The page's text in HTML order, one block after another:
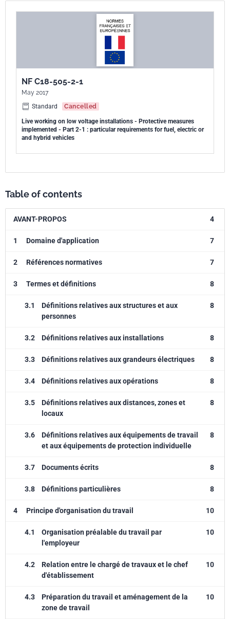
NF C18-505-2-1
May 2017
Standard
Cancelled
Live working on low voltage installations - Protective measures
implemented - Part 2-1 : particular requirements for fuel, electric or
and hybrid vehicles
Table of contents
AVANT-PROPOS 4
1 Domaine d'application 7
2 Références normatives 7
3 Termes et définitions 8
3.1
Définitions relatives aux structures et aux
personnes
8
3.2 Définitions relatives aux installations 8
3.3 Définitions relatives aux grandeurs électriques 8
3.4 Définitions relatives aux opérations 8
3.5
Définitions relatives aux distances, zones et
locaux
8
3.6
Définitions relatives aux équipements de travail
et aux équipements de protection individuelle
8
3.7 Documents écrits 8
3.8 Définitions particulières 8
4 Principe d'organisation du travail 10
4.1
Organisation préalable du travail par
l'employeur
10
4.2
Relation entre le chargé de travaux et le chef
d'établissement
10
4.3
Préparation du travail et aménagement de la
zone de travail
10